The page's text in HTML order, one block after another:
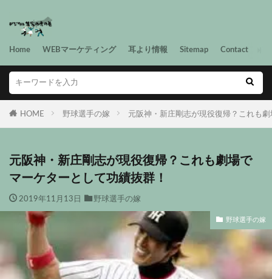
Home WEBマーケティング 耳より情報 Sitemap Contact
HOME 野球選手の嫁 元阪神・新庄剛志が現役復帰？これも
元阪神・新庄剛志が現役復帰？これも劇場で
マーケターとして功績抜群！
2019年11月13日 野球選手の嫁
野球選手の嫁